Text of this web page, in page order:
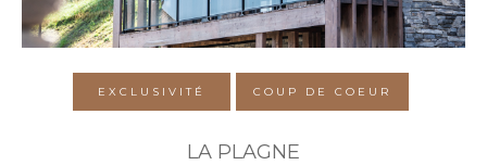
EXCLUSIVITÉ COUP DE COEUR
LA PLAGNE